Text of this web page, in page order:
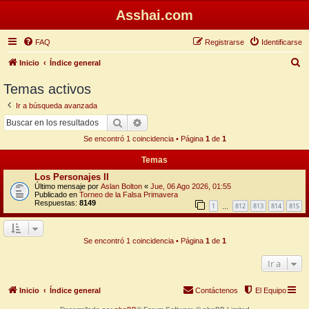
Asshai.com
FAQ Identificarse
Registrarse
Inicio Índice general
Temas activos
Ir a búsqueda avanzada
Buscar
Se encontró 1 coincidencia • Página 1de 1
Temas
Los Personajes II
Último mensaje por Aslan Bolton « Jue, 06 Ago 2026, 01:55
Publicado en Torneo de la Falsa Primavera
Respuestas: 8149 1 812 813 814 815
Se encontró 1 coincidencia • Página 1de 1
Ir a
Inicio Índice general El Equipo
Contáctenos